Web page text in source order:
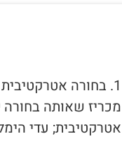
1. בחורה
מכריז שאותה בחורה
אטרקטיבית; עדי